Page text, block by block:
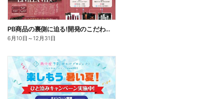
PB商品の裏側に迫る!開発のこだわりこの一品
6月10日 ～12月31日